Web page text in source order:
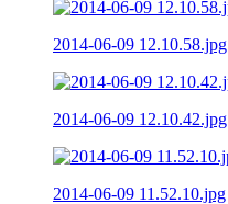
2014-06-09 12.10.58.jpg
2014-06-09 12.10.42.jpg
2014-06-09 11.52.10.jpg